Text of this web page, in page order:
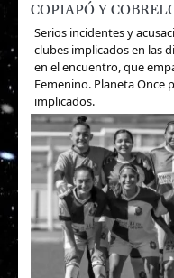
COPIAPÓ Y
Serios incidentes y
clubes implicados en las
en el encuentro, que
Femenino. Planeta Once
implicados.